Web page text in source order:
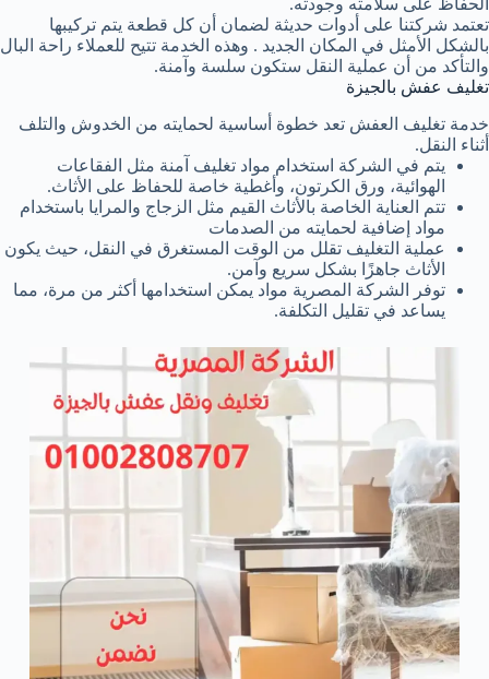
الحفاظ على سلامته وجودته.
تعتمد شركتنا على أدوات حديثة لضمان أن كل قطعة يتم تركيبها
بالشكل الأمثل في المكان الجديد . وهذه الخدمة تتيح للعملاء راحة البال
والتأكد من أن عملية النقل ستكون سلسة وآمنة.
تغليف عفش بالجيزة
خدمة تغليف العفش تعد خطوة أساسية لحمايته من الخدوش والتلف
أثناء النقل.
يتم في الشركة استخدام مواد تغليف آمنة مثل الفقاعات
الهوائية، ورق الكرتون، وأغطية خاصة للحفاظ على الأثاث.
تتم العناية الخاصة بالأثاث القيم مثل الزجاج والمرايا باستخدام
مواد إضافية لحمايته من الصدمات
عملية التغليف تقلل من الوقت المستغرق في النقل، حيث يكون
الأثاث جاهزًا بشكل سريع وآمن.
توفر الشركة المصرية مواد يمكن استخدامها أكثر من مرة، مما
يساعد في تقليل التكلفة.